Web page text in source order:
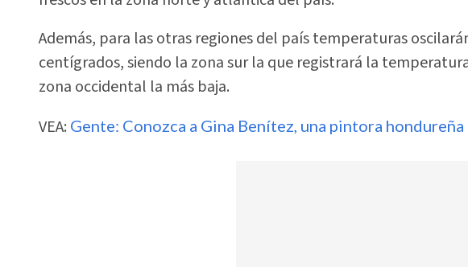
Además, para las otras regiones del país temperaturas
centígrados, siendo la zona sur la que registrará la
zona occidental la más baja.
VEA: Gente: Conozca a Gina Benítez, una pintora